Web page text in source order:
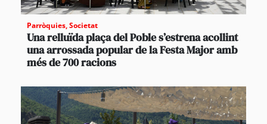
Parròquies,Societat
Una relluïda plaça del Poble s’estrena acollint
una arrossada popular de la Festa Major amb
més de 700 racions